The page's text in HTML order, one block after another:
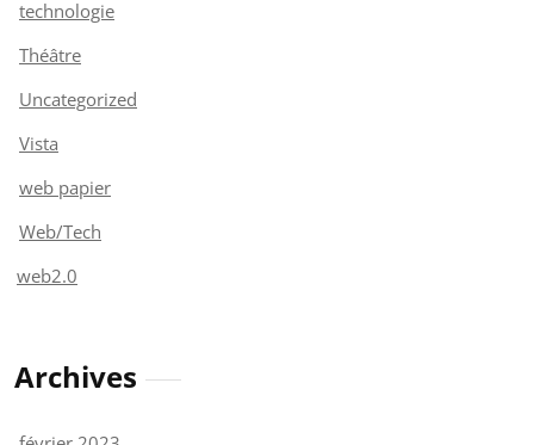
technologie
Théâtre
Uncategorized
Vista
web papier
Web/Tech
web2.0
Archives